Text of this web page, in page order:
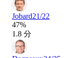
Jobard21/22
47%
1.8 分